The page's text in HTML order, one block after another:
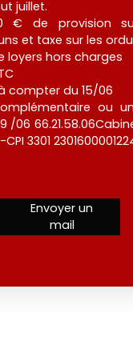
juillet.
de provision
et taxe sur les
loyers hors charges
compter du 15/06
ou
3301
Envoyer un
mail